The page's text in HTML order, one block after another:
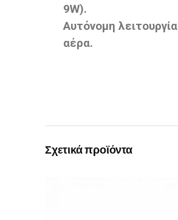
9W).
Αυτόνομη λειτουργία
αέρα.
Σχετικά προϊόντα